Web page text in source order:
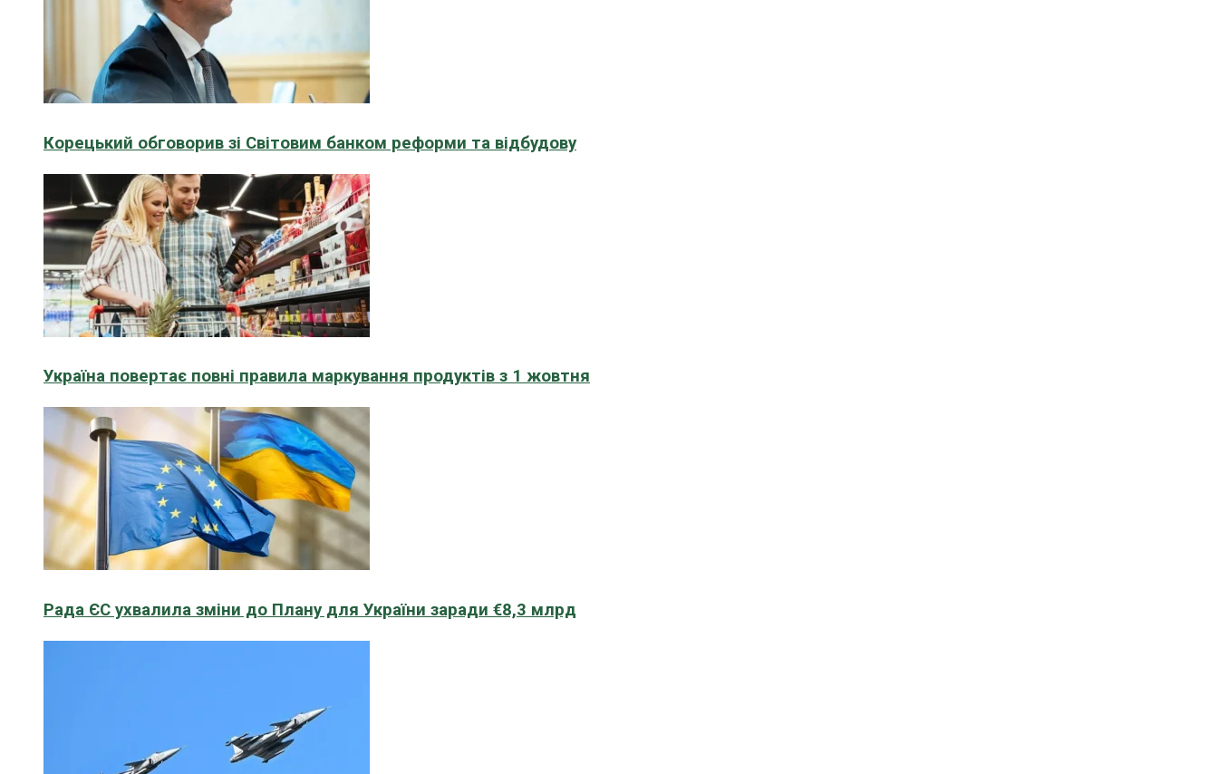
Корецький обговорив зі Світовим банком реформи та відбудову
Україна повертає повні правила маркування продуктів з 1 жовтня
Рада ЄС ухвалила зміни до Плану для України заради €8,3 млрд